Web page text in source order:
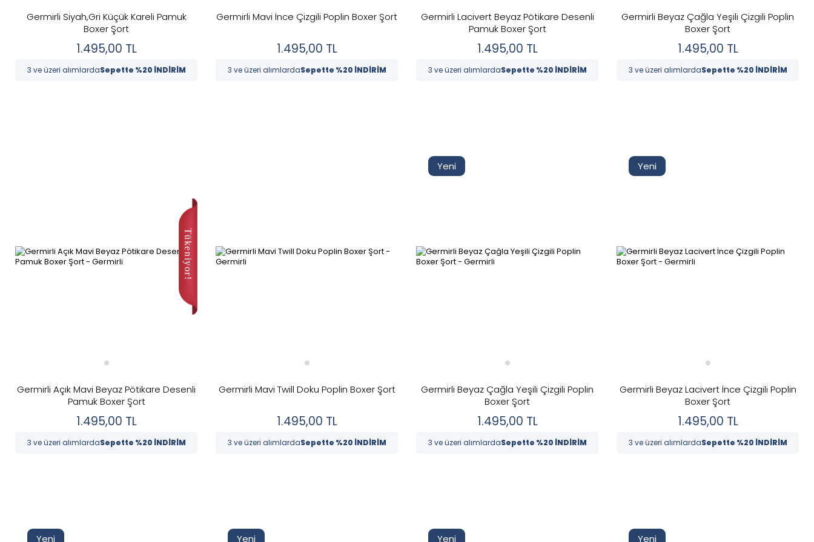
Germirli Siyah,Gri Küçük Kareli Pamuk
Boxer Şort
1.495,00 TL
3 ve üzeri alımlardaSepette %20 İNDİRİM
Germirli Mavi İnce Çizgili Poplin Boxer Şort
1.495,00 TL
3 ve üzeri alımlardaSepette %20 İNDİRİM
Germirli Lacivert Beyaz Pötikare Desenli
Pamuk Boxer Şort
1.495,00 TL
3 ve üzeri alımlardaSepette %20 İNDİRİM
Germirli Beyaz Çağla Yeşili Çizgili Poplin
Boxer Şort
1.495,00 TL
3 ve üzeri alımlardaSepette %20 İNDİRİM
Germirli Açık Mavi Beyaz Pötikare Desenli
Pamuk Boxer Şort
1.495,00 TL
3 ve üzeri alımlardaSepette %20 İNDİRİM
Germirli Mavi Twill Doku Poplin Boxer Şort
1.495,00 TL
3 ve üzeri alımlardaSepette %20 İNDİRİM
Yeni
Germirli Beyaz Çağla Yeşili Çizgili Poplin
Boxer Şort
1.495,00 TL
3 ve üzeri alımlardaSepette %20 İNDİRİM
Yeni
Germirli Beyaz Lacivert İnce Çizgili Poplin
Boxer Şort
1.495,00 TL
3 ve üzeri alımlardaSepette %20 İNDİRİM
Yeni Yeni Yeni Yeni